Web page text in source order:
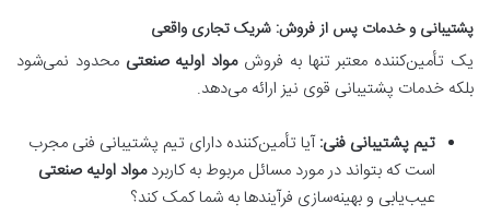
پشتیبانی و خدمات پس از فروش: شریک تجاری واقعی
یک تأمین‌کننده معتبر تنها به فروشمواد اولیه صنعتی محدود نمی‌شود
بلکه خدمات پشتیبانی قوی نیز ارائه می‌دهد.
تیم پشتیبانی فنی:آیا تأمین‌کننده دارای تیم پشتیبانی فنی مجرب
است که بتواند در مورد مسائل مربوط به کاربردمواد اولیه صنعتی
عیب‌یابی و بهینه‌سازی فرآیندها به شما کمک کند؟